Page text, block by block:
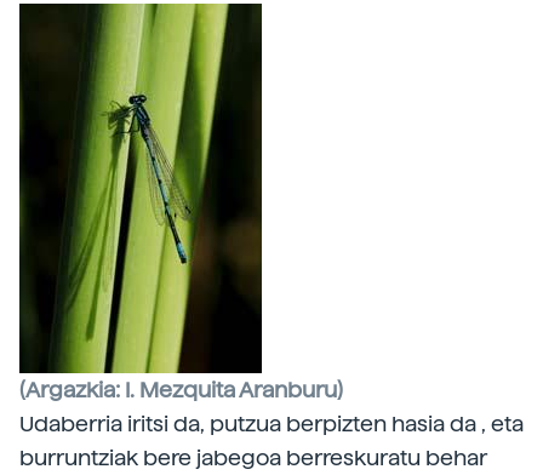
(Argazkia: I. Mezquita Aranburu)
Udaberria iritsi da, putzua berpizten hasia da , eta
burruntziak bere jabegoa berreskuratu behar